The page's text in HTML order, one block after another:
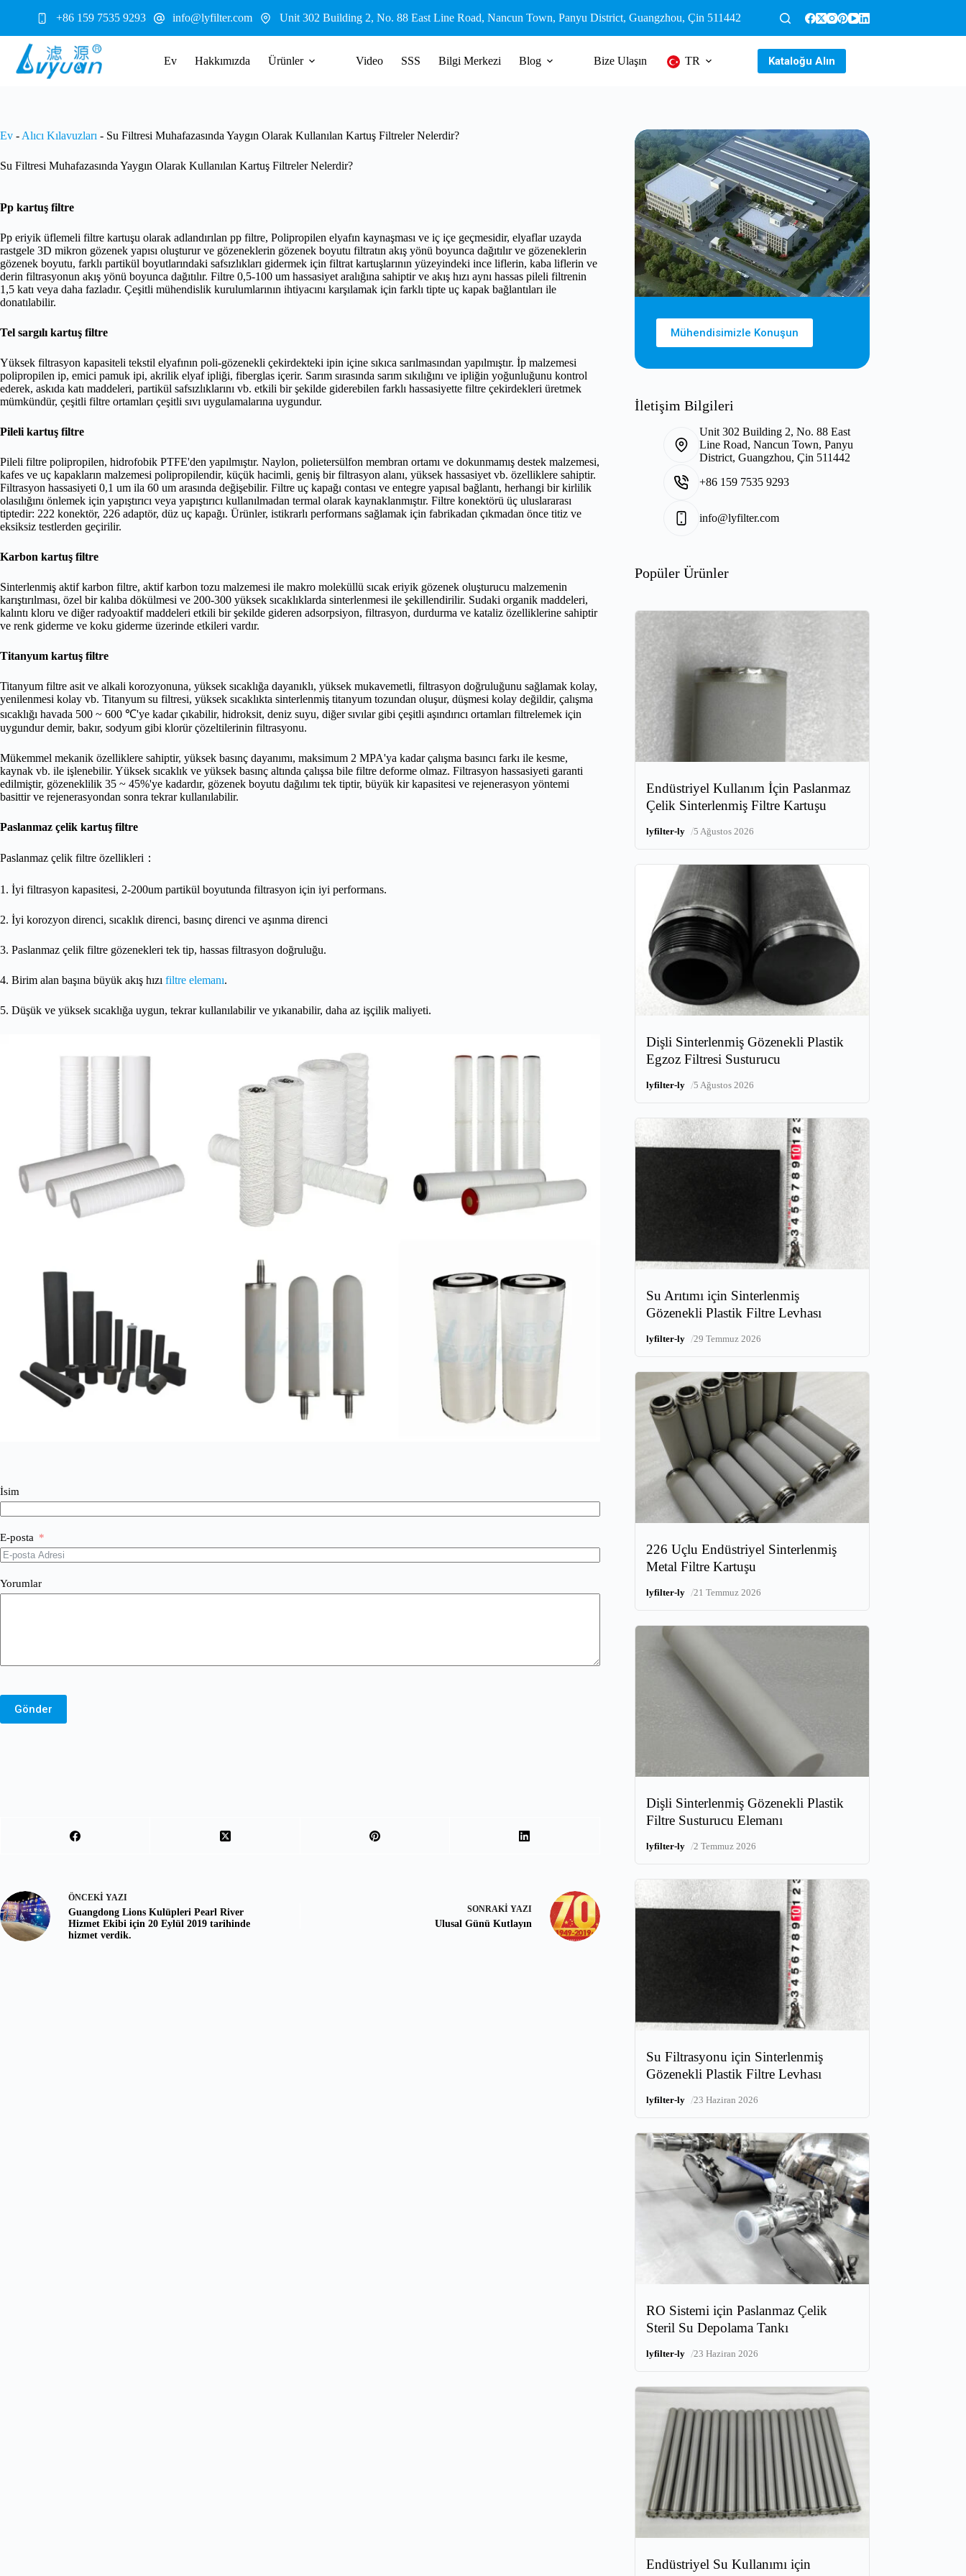
+86 159 7535 9293 info@lyfilter.com Unit 302 Building 2, No. 88 East Line Road, Nancun Town, Panyu District, Guangzhou, Çin 511442
Ev Hakkımızda Ürünler Video SSS Bilgi Merkezi Blog Bize Ulaşın TR Kataloğu Alın
Ev - Alıcı Kılavuzları - Su Filtresi Muhafazasında Yaygın Olarak Kullanılan Kartuş Filtreler Nelerdir?
Su Filtresi Muhafazasında Yaygın Olarak Kullanılan Kartuş Filtreler Nelerdir?
Pp kartuş filtre
Pp eriyik üflemeli filtre kartuşu olarak adlandırılan pp filtre, Polipropilen elyafın kaynaşması ve iç içe geçmesidir, elyaflar uzayda
rastgele 3D mikron gözenek yapısı oluşturur ve gözeneklerin gözenek boyutu filtratın akış yönü boyunca dağıtılır ve gözeneklerin
gözenek boyutu, farklı partikül boyutlarındaki safsızlıkları gidermek için filtrat kartuşlarının yüzeyindeki ince liflerin, kaba liflerin ve
derin filtrasyonun akış yönü boyunca dağıtılır. Filtre 0,5-100 um hassasiyet aralığına sahiptir ve akış hızı aynı hassas pileli filtrenin
1,5 katı veya daha fazladır. Çeşitli mühendislik kurulumlarının ihtiyacını karşılamak için farklı tipte uç kapak bağlantıları ile
donatılabilir.
Tel sargılı kartuş filtre
Yüksek filtrasyon kapasiteli tekstil elyafının poli-gözenekli çekirdekteki ipin içine sıkıca sarılmasından yapılmıştır. İp malzemesi
polipropilen ip, emici pamuk ipi, akrilik elyaf ipliği, fiberglas içerir. Sarım sırasında sarım sıkılığını ve ipliğin yoğunluğunu kontrol
ederek, askıda katı maddeleri, partikül safsızlıklarını vb. etkili bir şekilde giderebilen farklı hassasiyette filtre çekirdekleri üretmek
mümkündür, çeşitli filtre ortamları çeşitli sıvı uygulamalarına uygundur.
Pileli kartuş filtre
Pileli filtre polipropilen, hidrofobik PTFE'den yapılmıştır. Naylon, polietersülfon membran ortamı ve dokunmamış destek malzemesi,
kafes ve uç kapakların malzemesi polipropilendir, küçük hacimli, geniş bir filtrasyon alanı, yüksek hassasiyet vb. özelliklere sahiptir.
Filtrasyon hassasiyeti 0,1 um ila 60 um arasında değişebilir. Filtre uç kapağı contası ve entegre yapısal bağlantı, herhangi bir kirlilik
olasılığını önlemek için yapıştırıcı veya yapıştırıcı kullanılmadan termal olarak kaynaklanmıştır. Filtre konektörü üç uluslararası
tiptedir: 222 konektör, 226 adaptör, düz uç kapağı. Ürünler, istikrarlı performans sağlamak için fabrikadan çıkmadan önce titiz ve
eksiksiz testlerden geçirilir.
Karbon kartuş filtre
Sinterlenmiş aktif karbon filtre, aktif karbon tozu malzemesi ile makro moleküllü sıcak eriyik gözenek oluşturucu malzemenin
karıştırılması, özel bir kalıba dökülmesi ve 200-300 yüksek sıcaklıklarda sinterlenmesi ile şekillendirilir. Sudaki organik maddeleri,
kalıntı kloru ve diğer radyoaktif maddeleri etkili bir şekilde gideren adsorpsiyon, filtrasyon, durdurma ve kataliz özelliklerine sahiptir
ve renk giderme ve koku giderme üzerinde etkileri vardır.
Titanyum kartuş filtre
Titanyum filtre asit ve alkali korozyonuna, yüksek sıcaklığa dayanıklı, yüksek mukavemetli, filtrasyon doğruluğunu sağlamak kolay,
yenilenmesi kolay vb. Titanyum su filtresi, yüksek sıcaklıkta sinterlenmiş titanyum tozundan oluşur, düşmesi kolay değildir, çalışma
sıcaklığı havada 500 ~ 600 ℃'ye kadar çıkabilir, hidroksit, deniz suyu, diğer sıvılar gibi çeşitli aşındırıcı ortamları filtrelemek için
uygundur demir, bakır, sodyum gibi klorür çözeltilerinin filtrasyonu.
Mükemmel mekanik özelliklere sahiptir, yüksek basınç dayanımı, maksimum 2 MPA'ya kadar çalışma basıncı farkı ile kesme,
kaynak vb. ile işlenebilir. Yüksek sıcaklık ve yüksek basınç altında çalışsa bile filtre deforme olmaz. Filtrasyon hassasiyeti garanti
edilmiştir, gözeneklilik 35 ~ 45%'ye kadardır, gözenek boyutu dağılımı tek tiptir, büyük kir kapasitesi ve rejenerasyon yöntemi
basittir ve rejenerasyondan sonra tekrar kullanılabilir.
Paslanmaz çelik kartuş filtre
Paslanmaz çelik filtre özellikleri：
1. İyi filtrasyon kapasitesi, 2-200um partikül boyutunda filtrasyon için iyi performans.
2. İyi korozyon direnci, sıcaklık direnci, basınç direnci ve aşınma direnci
3. Paslanmaz çelik filtre gözenekleri tek tip, hassas filtrasyon doğruluğu.
4. Birim alan başına büyük akış hızı filtre elemanı.
5. Düşük ve yüksek sıcaklığa uygun, tekrar kullanılabilir ve yıkanabilir, daha az işçilik maliyeti.
İsim
E-posta
Yorumlar
Gönder
ÖNCEKI YAZI
Guangdong Lions Kulüpleri Pearl River
Hizmet Ekibi için 20 Eylül 2019 tarihinde
hizmet verdik.
SONRAKI YAZI
Ulusal Günü Kutlayın
Mühendisimizle Konuşun
İletişim Bilgileri
Unit 302 Building 2, No. 88 East
Line Road, Nancun Town, Panyu
District, Guangzhou, Çin 511442
+86 159 7535 9293
info@lyfilter.com
Popüler Ürünler
Endüstriyel Kullanım İçin Paslanmaz
Çelik Sinterlenmiş Filtre Kartuşu
lyfilter-ly /5 Ağustos 2026
Dişli Sinterlenmiş Gözenekli Plastik
Egzoz Filtresi Susturucu
lyfilter-ly /5 Ağustos 2026
Su Arıtımı için Sinterlenmiş
Gözenekli Plastik Filtre Levhası
lyfilter-ly /29 Temmuz 2026
226 Uçlu Endüstriyel Sinterlenmiş
Metal Filtre Kartuşu
lyfilter-ly /21 Temmuz 2026
Dişli Sinterlenmiş Gözenekli Plastik
Filtre Susturucu Elemanı
lyfilter-ly /2 Temmuz 2026
Su Filtrasyonu için Sinterlenmiş
Gözenekli Plastik Filtre Levhası
lyfilter-ly /23 Haziran 2026
RO Sistemi için Paslanmaz Çelik
Steril Su Depolama Tankı
lyfilter-ly /23 Haziran 2026
Endüstriyel Su Kullanımı için